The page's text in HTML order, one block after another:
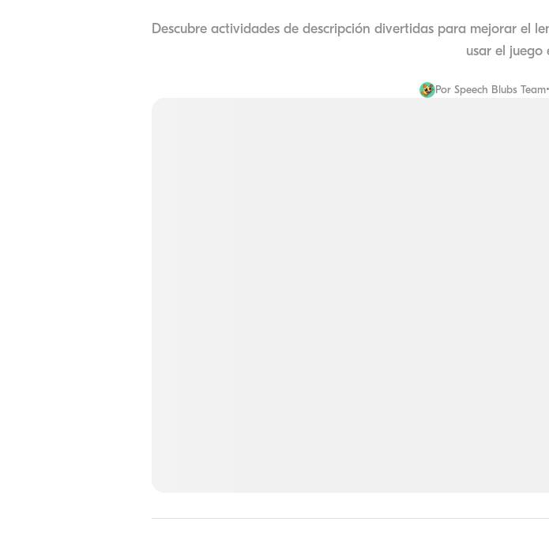
Descubre actividades de descripción divertidas para mejorar el
usar el juego
Por Speech Blubs Team•